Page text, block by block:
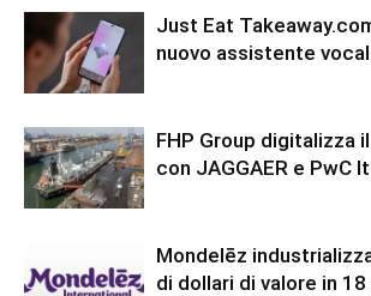
Just Eat
nuovo assistente
FHP Group digitalizza
con JAGGAER e PwC
Mondelēz
di dollari di valore in